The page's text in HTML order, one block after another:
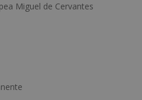
Miguel de Cervantes